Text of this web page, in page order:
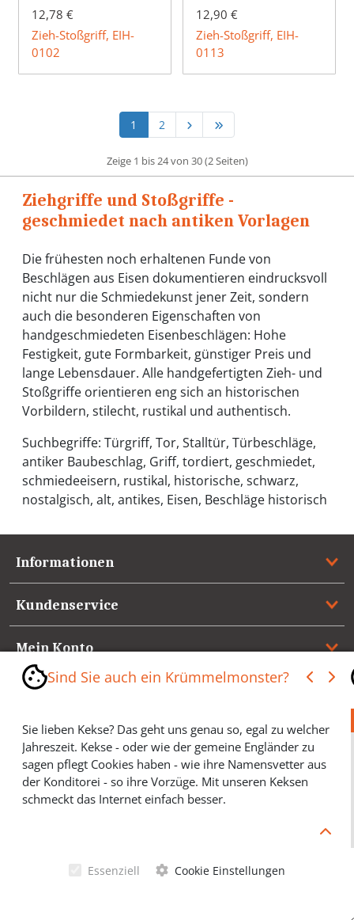
12,78 €
Zieh-Stoßgriff, EIH-
0102
12,90 €
Zieh-Stoßgriff, EIH-
0113
1 2
Zeige 1 bis 24 von 30 (2 Seiten)
Ziehgriffe und Stoßgriffe -
geschmiedet nach antiken Vorlagen
Die frühesten noch erhaltenen Funde von
Beschlägen aus Eisen dokumentieren eindrucksvoll
nicht nur die Schmiedekunst jener Zeit, sondern
auch die besonderen Eigenschaften von
handgeschmiedeten Eisenbeschlägen: Hohe
Festigkeit, gute Formbarkeit, günstiger Preis und
lange Lebensdauer. Alle handgefertigten Zieh- und
Stoßgriffe orientieren eng sich an historischen
Vorbildern, stilecht, rustikal und authentisch.
Suchbegriffe: Türgriff, Tor, Stalltür, Türbeschläge,
antiker Baubeschlag, Griff, tordiert, geschmiedet,
schmiedeeisern, rustikal, historische, schwarz,
nostalgisch, alt, antikes, Eisen, Beschläge historisch
Informationen
Kundenservice
Mein Konto
Referenzen
Medienspiegel & Presseinformationen
*** Vertrag widerrufen ***
Sind Sie auch ein Krümmelmonster?
Sie lieben Kekse? Das geht uns genau so, egal zu welcher
Jahreszeit. Kekse - oder wie der gemeine Engländer zu
sagen pflegt Cookies haben - wie ihre Namensvetter aus
der Konditorei - so ihre Vorzüge. Mit unseren Keksen
schmeckt das Internet einfach besser.
Cookies helfen Ihnen, Ihre gewünschten Artikel schneller
Werbung sparen und selbstverständlich anonyme
Statistiken erstellen (#Ehrensache). Deshalb schmecken
Essenziell Cookie Einstellungen